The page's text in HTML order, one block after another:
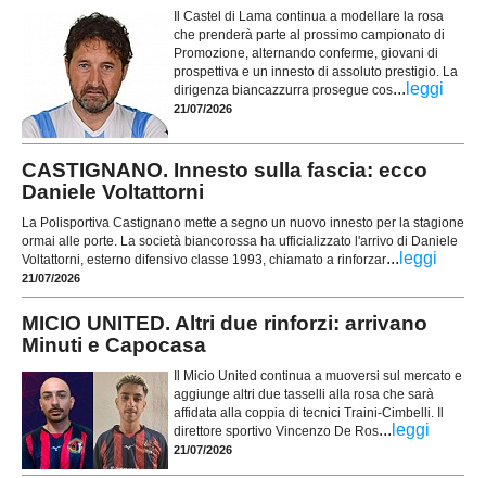
Il Castel di Lama continua a modellare la rosa
che prenderà parte al prossimo campionato di
Promozione, alternando conferme, giovani di
prospettiva e un innesto di assoluto prestigio. La
dirigenza biancazzurra prosegue cos... leggi
21/07/2026
CASTIGNANO. Innesto sulla fascia: ecco
Daniele Voltattorni
La Polisportiva Castignano mette a segno un nuovo innesto per la stagione
ormai alle porte. La società biancorossa ha ufficializzato l'arrivo di Daniele
Voltattorni, esterno difensivo classe 1993, chiamato a rinforzar... leggi
21/07/2026
MICIO UNITED. Altri due rinforzi: arrivano
Minuti e Capocasa
Il Micio United continua a muoversi sul mercato e
aggiunge altri due tasselli alla rosa che sarà
affidata alla coppia di tecnici Traini-Cimbelli. Il
direttore sportivo Vincenzo De Ros... leggi
21/07/2026